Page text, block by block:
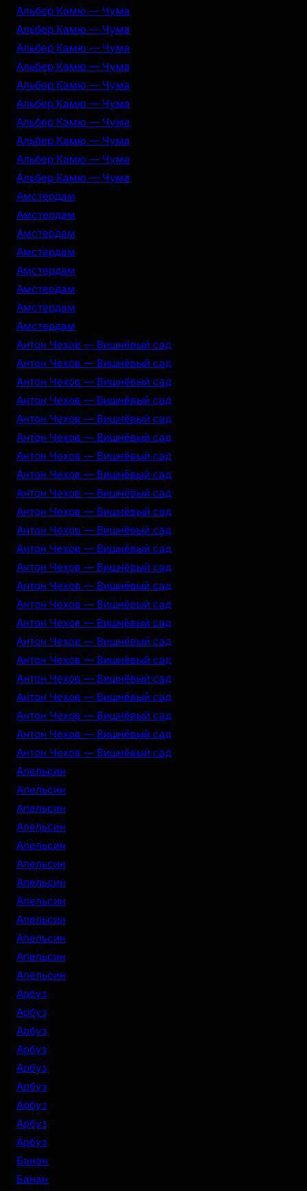
Альбер Камю — Чума
Альбер Камю — Чума
Альбер Камю — Чума
Альбер Камю — Чума
Альбер Камю — Чума
Альбер Камю — Чума
Альбер Камю — Чума
Альбер Камю — Чума
Альбер Камю — Чума
Альбер Камю — Чума
Амстердам
Амстердам
Амстердам
Амстердам
Амстердам
Амстердам
Амстердам
Амстердам
Антон Чехов — Вишнёвый сад
Антон Чехов — Вишнёвый сад
Антон Чехов — Вишнёвый сад
Антон Чехов — Вишнёвый сад
Антон Чехов — Вишнёвый сад
Антон Чехов — Вишнёвый сад
Антон Чехов — Вишнёвый сад
Антон Чехов — Вишнёвый сад
Антон Чехов — Вишнёвый сад
Антон Чехов — Вишнёвый сад
Антон Чехов — Вишнёвый сад
Антон Чехов — Вишнёвый сад
Антон Чехов — Вишнёвый сад
Антон Чехов — Вишнёвый сад
Антон Чехов — Вишнёвый сад
Антон Чехов — Вишнёвый сад
Антон Чехов — Вишнёвый сад
Антон Чехов — Вишнёвый сад
Антон Чехов — Вишнёвый сад
Антон Чехов — Вишнёвый сад
Антон Чехов — Вишнёвый сад
Антон Чехов — Вишнёвый сад
Антон Чехов — Вишнёвый сад
Апельсин
Апельсин
Апельсин
Апельсин
Апельсин
Апельсин
Апельсин
Апельсин
Апельсин
Апельсин
Апельсин
Апельсин
Арбуз
Арбуз
Арбуз
Арбуз
Арбуз
Арбуз
Арбуз
Арбуз
Арбуз
Банан
Банан